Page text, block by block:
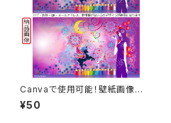
Canvaで使用可能！壁紙画像素
材 パープル
¥50